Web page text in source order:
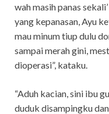
wah masih panas
yang kepanasan, Ayu
mau minum tiup dulu
sampai merah gini,
dioperasi”, kataku.
“Aduh kacian, sini ibu
duduk disampingku